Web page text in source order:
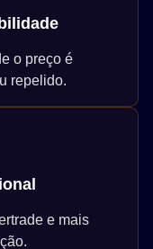
o preço é
repelido.
e mais